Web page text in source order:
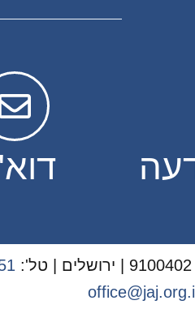
office@jaj.org.il